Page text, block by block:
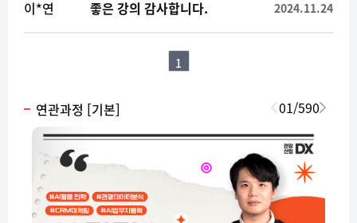
이*연 좋은 강의 감사합니다. 2024.11.24
1
연관과정 [기본] 01/590